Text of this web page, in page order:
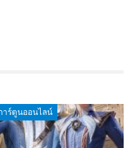
าร์ตูนออนไลน์